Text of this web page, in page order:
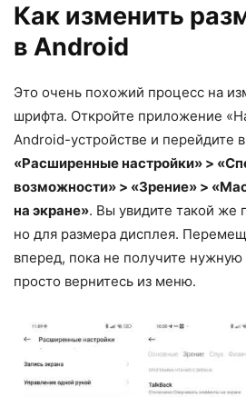
Как изменить
в Android
Это очень похожий процесс на
шрифта. Откройте приложение
Android-устройстве и перейдите
«Расширенные настройки» >
возможности» > «Зрение» >
на экране». Вы увидите такой же
но для размера дисплея.
вперед, пока не получите нужную
просто вернитесь из меню.